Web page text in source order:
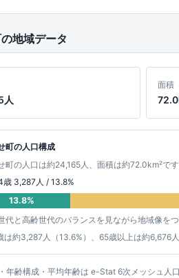
地域データ
人
面積
町の人口構成
町の人口は約24,165人、面積は約72.0km²で
3,287人 / 13.8%
13.8%
代と高齢世代のバランスを見ながら地域像をつ
は約3,287人（13.6%）、65歳以上は約6,676
年齢構成・平均年齢は e-Stat 6次メッシュ人